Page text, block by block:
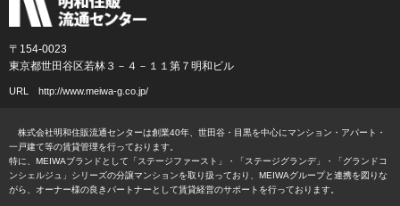
〒154-0023
東京都世田谷区若林３－４－１１第７明和ビル
URL http://www.meiwa-g.co.jp/
株式会社明和住販流通センターは創業40年、世田谷・目黒を中心にマンション・アパート・
一戸建て等の賃貸管理を行っております。
特に、MEIWAブランドとして「ステージファースト」・「ステージグランデ」・「グランドコ
ンシェルジュ」シリーズの分譲マンションを取り扱っており、MEIWAグループと連携を図りな
がら、オーナー様の良きパートナーとして賃貸経営のサポートを行っております。